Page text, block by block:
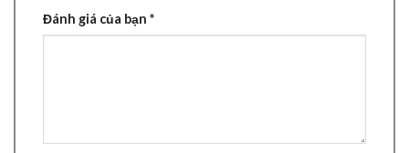
Đánh giá của bạn *